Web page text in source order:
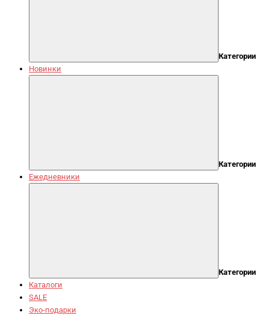
Категории
Новинки
Категории
Ежедневники
Категории
Каталоги
SALE
Эко-подарки